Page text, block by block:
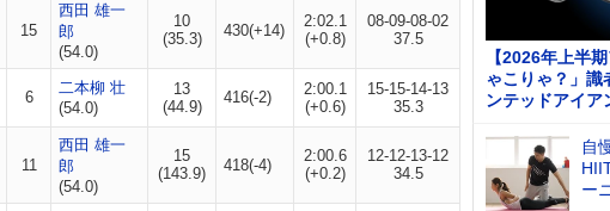
15
西田 雄一
郎
(54.0)
10
(35.3)
430(+14)
2:02.1
(+0.8)
08-09-08-02
37.5
6
二本柳 壮
(54.0)
13
(44.9)
416(-2)
2:00.1
(+0.6)
15-15-14-13
35.3
11
西田 雄一
郎
(54.0)
15
(143.9)
418(-4)
2:00.6
(+0.2)
12-12-13-12
34.5
【2026年上半
ゃこりゃ？」識
ンテッドアイア
自
ー